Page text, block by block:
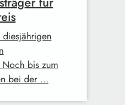
bis zum
bei der …